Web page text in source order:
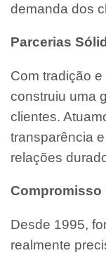
demanda dos
Parcerias
Com tradição
construiu uma
clientes.
transparência
relações
Compromisso
Desde 1995,
realmente